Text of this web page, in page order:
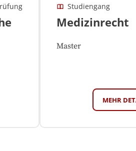
Studiengang
Medizinrecht
Master
MEHR